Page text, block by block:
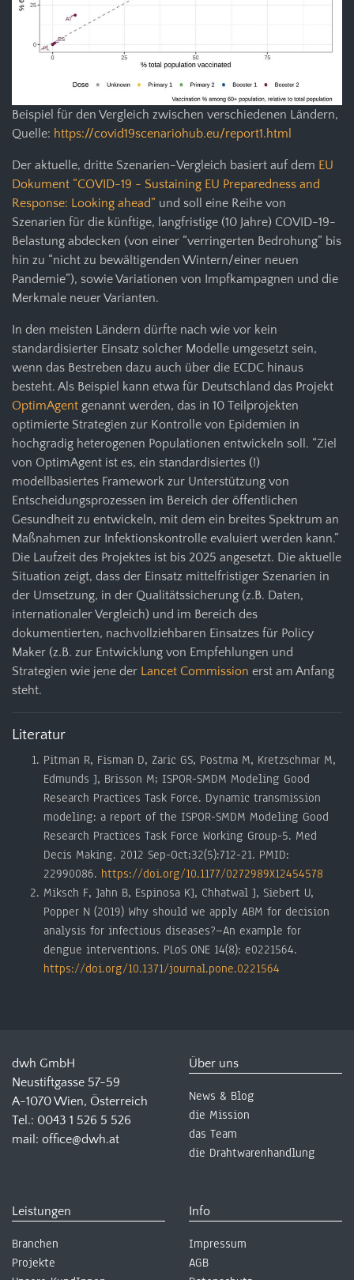
Beispiel für den Vergleich zwischen verschiedenen Ländern,
Quelle: https://covid19scenariohub.eu/report1.html
Der aktuelle, dritte Szenarien-Vergleich basiert auf dem EU
Dokument “COVID-19 - Sustaining EU Preparedness and
Response: Looking ahead” und soll eine Reihe von
Szenarien für die künftige, langfristige (10 Jahre) COVID-19-
Belastung abdecken (von einer “verringerten Bedrohung” bis
hin zu “nicht zu bewältigenden Wintern/einer neuen
Pandemie”), sowie Variationen von Impfkampagnen und die
Merkmale neuer Varianten.
In den meisten Ländern dürfte nach wie vor kein
standardisierter Einsatz solcher Modelle umgesetzt sein,
wenn das Bestreben dazu auch über die ECDC hinaus
besteht. Als Beispiel kann etwa für Deutschland das Projekt
OptimAgent genannt werden, das in 10 Teilprojekten
optimierte Strategien zur Kontrolle von Epidemien in
hochgradig heterogenen Populationen entwickeln soll. “Ziel
von OptimAgent ist es, ein standardisiertes (!)
modellbasiertes Framework zur Unterstützung von
Entscheidungsprozessen im Bereich der öffentlichen
Gesundheit zu entwickeln, mit dem ein breites Spektrum an
Maßnahmen zur Infektionskontrolle evaluiert werden kann.”
Die Laufzeit des Projektes ist bis 2025 angesetzt. Die aktuelle
Situation zeigt, dass der Einsatz mittelfristiger Szenarien in
der Umsetzung, in der Qualitätssicherung (z.B. Daten,
internationaler Vergleich) und im Bereich des
dokumentierten, nachvollziehbaren Einsatzes für Policy
Maker (z.B. zur Entwicklung von Empfehlungen und
Strategien wie jene der Lancet Commission erst am Anfang
steht.
Literatur
Pitman R, Fisman D, Zaric GS, Postma M, Kretzschmar M,
Edmunds J, Brisson M; ISPOR-SMDM Modeling Good
Research Practices Task Force. Dynamic transmission
modeling: a report of the ISPOR-SMDM Modeling Good
Research Practices Task Force Working Group-5. Med
Decis Making. 2012 Sep-Oct;32(5):712-21. PMID:
22990086. https://doi.org/10.1177/0272989X12454578
Miksch F, Jahn B, Espinosa KJ, Chhatwal J, Siebert U,
Popper N (2019) Why should we apply ABM for decision
analysis for infectious diseases?—An example for
dengue interventions. PLoS ONE 14(8): e0221564.
https://doi.org/10.1371/journal.pone.0221564
dwh GmbH
Neustiftgasse 57-59
A-1070 Wien, Österreich
Tel.: 0043 1 526 5 526
mail: office@dwh.at
Über uns
News & Blog
die Mission
das Team
die Drahtwarenhandlung
Leistungen
Branchen
Projekte
Info
Impressum
AGB